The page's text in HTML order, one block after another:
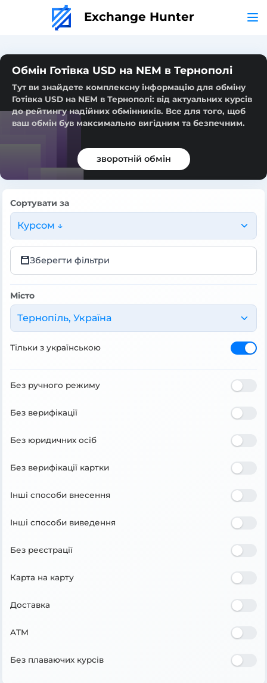
Exchange Hunter
Обмін Готівка USD на NEM в Тернополі
Тут ви знайдете комплексну інформацію для обміну
Готівка USD на NEM в Тернополі: від актуальних курсів
до рейтингу надійних обмінників. Все для того, щоб
ваш обмін був максимально вигідним та безпечним.
зворотній обмін
Сортувати за
Курсом ↓
Зберегти фільтри
Місто
Тернопіль, Україна
Тільки з українською
Без ручного режиму
Без верифікації
Без юридичних осіб
Без верифікації картки
Інші способи внесення
Інші способи виведення
Без реєстрації
Карта на карту
Доставка
ATM
Без плаваючих курсів